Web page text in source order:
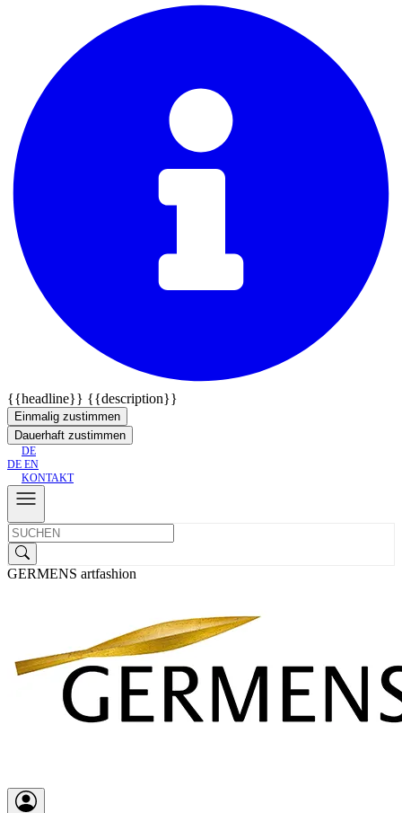
{{headline}} {{description}}
Einmalig zustimmen
Dauerhaft zustimmen
DE
DE EN
KONTAKT
GERMENS artfashion